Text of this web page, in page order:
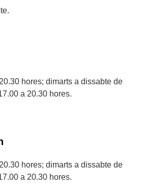
hores; dimarts a dissabte de
a 20.30 hores.
hores; dimarts a dissabte de
a 20.30 hores.